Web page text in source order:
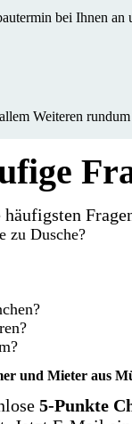
bei Ihnen
Weiteren
zu Dusche?
und Mieter aus
5-Punkte